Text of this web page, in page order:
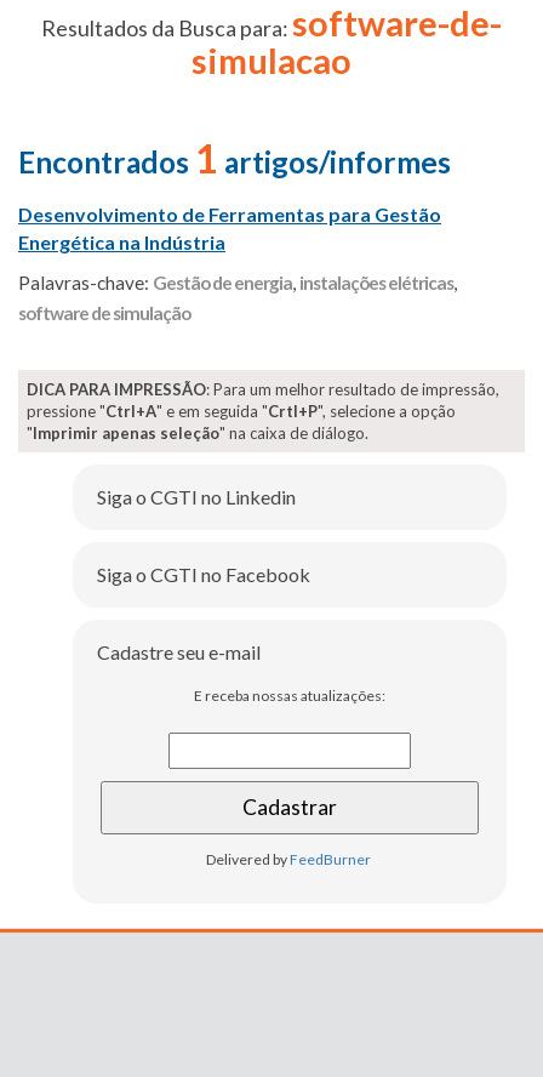
Resultados da Busca para:software-de-
simulacao
Encontrados 1 artigos/informes
Desenvolvimento de Ferramentas para Gestão
Energética na Indústria
Palavras-chave: Gestão de energia, instalações elétricas,
software de simulação
DICA PARA IMPRESSÃO: Para um melhor resultado de impressão,
pressione "Ctrl+A" e em seguida "Crtl+P", selecione a opção
"Imprimir apenas seleção" na caixa de diálogo.
Siga o CGTI no Linkedin
Siga o CGTI no Facebook
Cadastre seu e-mail
E receba nossas atualizações:
Delivered byFeedBurner